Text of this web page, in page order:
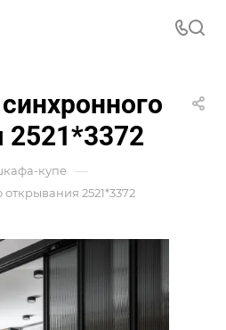
2521*3372
купе —
2521*3372